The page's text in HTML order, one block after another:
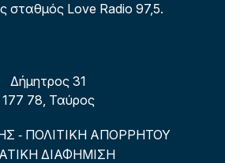
σταθμός Love Radio 97,5.
Δήμητρος 31
177 78, Ταύρος
- ΠΟΛΙΤΙΚΗ ΑΠΟΡΡΗΤΟΥ
ΔΙΑΦΗΜΙΣΗ